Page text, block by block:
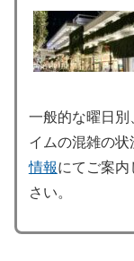
一般的な曜日別
イムの混雑の状
情報にてご案
さい。